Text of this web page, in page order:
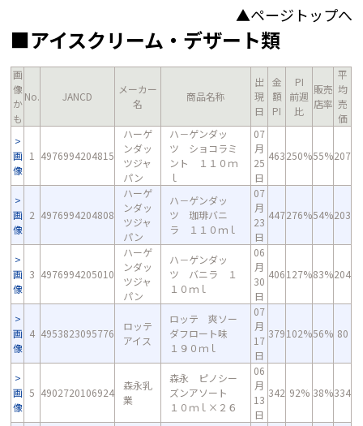
▲ページトップへ
■アイスクリーム・デザート類
画
像
か
も
No. JANCD
メーカー
名
商品名称
出
現
日
金
額
PI
PI
前週
比
販売
店率
平
均
売
価
画
像
1 4976994204815
ハーゲ
ンダッ
ツジャ
パン
ハ－ゲンダッ
ツ ショコラミ
ント １１０ｍ
ｌ
07
月
25
日
463250%55%207
画
像
2 4976994204808
ハーゲ
ンダッ
ツジャ
パン
ハ－ゲンダッ
ツ 珈琲バニ
ラ １１０ｍｌ
07
月
23
日
447276%54%203
画
像
3 4976994205010
ハーゲ
ンダッ
ツジャ
パン
ハ－ゲンダッ
ツ バニラ １
１０ｍｌ
06
月
30
日
406127%83%204
画
像
4 4953823095776
ロッテ
アイス
ロッテ 爽ソー
ダフロート味
１９０ｍｌ
07
月
17
日
379102%56% 80
画
像
5 4902720106924
森永乳
業
森永 ピノシー
ズンアソート
１０ｍｌ×２６
06
月
13
日
342 92% 38%334